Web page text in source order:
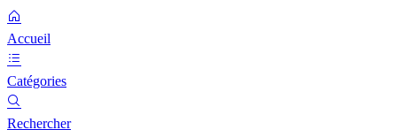
Accueil
Catégories
Rechercher